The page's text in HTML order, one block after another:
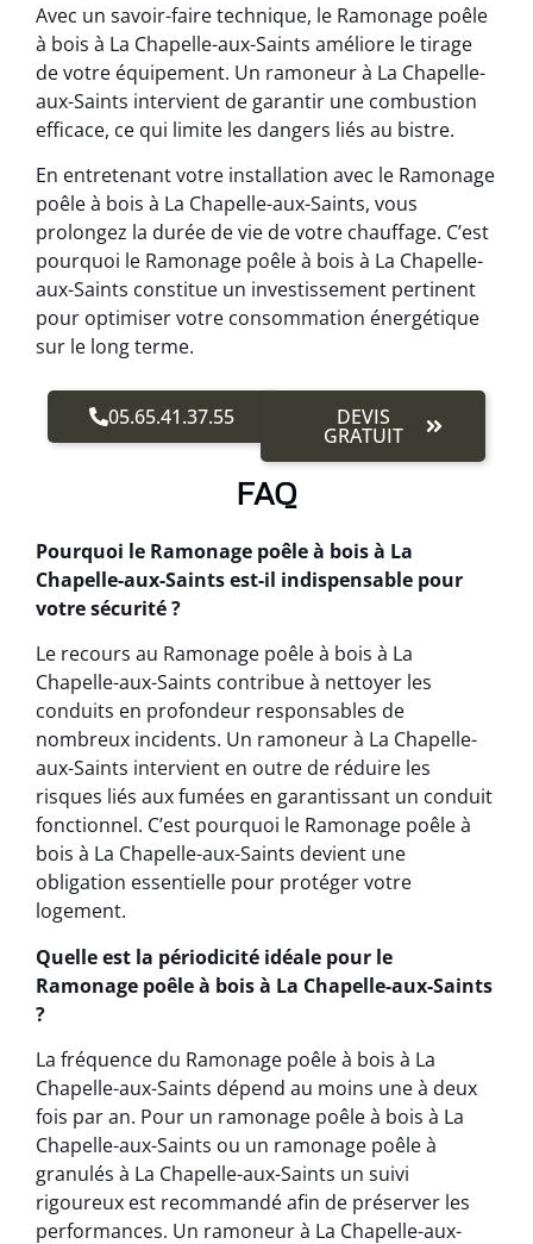
Avec un savoir-faire technique, le Ramonage poêle
à bois à La Chapelle-aux-Saints améliore le tirage
de votre équipement. Un ramoneur à La Chapelle-
aux-Saints intervient de garantir une combustion
efficace, ce qui limite les dangers liés au bistre.
En entretenant votre installation avec le Ramonage
poêle à bois à La Chapelle-aux-Saints, vous
prolongez la durée de vie de votre chauffage. C’est
pourquoi le Ramonage poêle à bois à La Chapelle-
aux-Saints constitue un investissement pertinent
pour optimiser votre consommation énergétique
sur le long terme.
05.65.41.37.55 DEVIS
GRATUIT
FAQ
Pourquoi le Ramonage poêle à bois à La
Chapelle-aux-Saints est-il indispensable pour
votre sécurité ?
Le recours au Ramonage poêle à bois à La
Chapelle-aux-Saints contribue à nettoyer les
conduits en profondeur responsables de
nombreux incidents. Un ramoneur à La Chapelle-
aux-Saints intervient en outre de réduire les
risques liés aux fumées en garantissant un conduit
fonctionnel. C’est pourquoi le Ramonage poêle à
bois à La Chapelle-aux-Saints devient une
obligation essentielle pour protéger votre
logement.
Quelle est la périodicité idéale pour le
Ramonage poêle à bois à La Chapelle-aux-Saints
?
La fréquence du Ramonage poêle à bois à La
Chapelle-aux-Saints dépend au moins une à deux
fois par an. Pour un ramonage poêle à bois à La
Chapelle-aux-Saints ou un ramonage poêle à
granulés à La Chapelle-aux-Saints un suivi
rigoureux est recommandé afin de préserver les
performances. Un ramoneur à La Chapelle-aux-